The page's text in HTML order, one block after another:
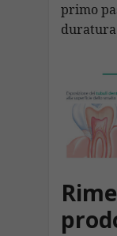
primo